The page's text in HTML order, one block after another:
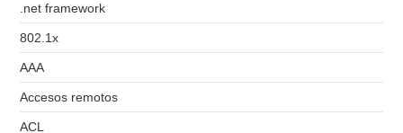
.net framework
802.1x
AAA
Accesos remotos
ACL